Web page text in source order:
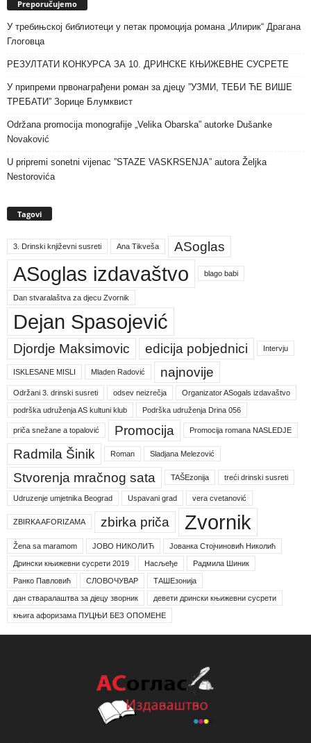
Preporučujemo
У требињској библиотеци у петак промоција романа „Илирик“ Драгана
Глоговца
РЕЗУЛТАТИ КОНКУРСА ЗА 10. ДРИНСКЕ КЊИЖЕВНЕ СУСРЕТЕ
У припреми првонаграђени роман за дјецу ”УЗМИ, ТЕБИ ЋЕ ВИШЕ
ТРЕБАТИ” Зорице Блумквист
Održana promocija monografije „Velika Obarska” autorke Dušanke
Novaković
U pripremi sonetni vijenac ”STAZE VASKRSENJA” autora Željka
Nestorovića
Tagovi
3. Drinski književni susreti Ana Tikveša ASoglas
ASoglas izdavaštvo blago babi
Dan stvaralaštva za djecu Zvornik
Dejan Spasojević
Djordje Maksimovic edicija pobjednici Intervju
ISKLESANE MISLI Mladen Radović najnovije
Održani 3. drinski susreti odsev neizrečja Organizator ASogals izdavaštvo
podrška udruženja AS kultuni klub Podrška udruženja Drina 056
priča snežane a topalović Promocija Promocija romana NASLEDJE
Radmila Šinik Roman Sladjana Melezović
Stvorenja mračnog sata TAŠEzonija treći drinski susreti
Udruzenje umjetnika Beograd Uspavani grad vera cvetanović
ZBIRKA AFORIZAMA zbirka priča Zvornik
Žena sa maramom ЈОВО НИКОЛИЋ Јованка Стојчиновић Николић
Дрински књижевни сусрети 2019 Насљеђе Радмила Шиник
Ранко Павловић СЛОВОЧУВАР ТАШЕзонија
дан стваралаштва за дјецу зворник девети дрински књижевни сусрети
књига афоризама ПУЦЊИ БЕЗ ОПОМЕНЕ